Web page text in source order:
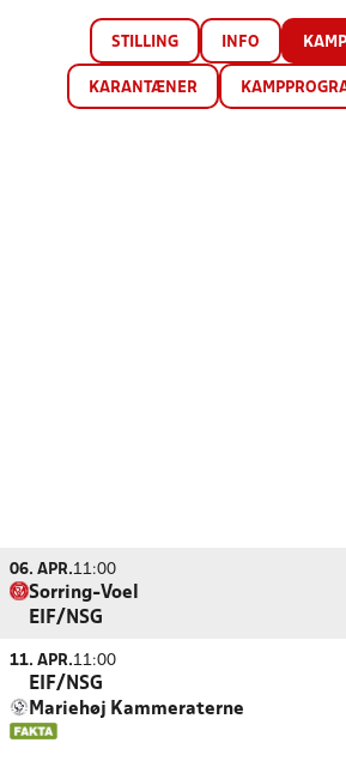
STILLING INFO
KARANTÆNER
06. APR.11:00
Sorring-Voel
EIF/NSG
11. APR.11:00
EIF/NSG
Mariehøj Kammeraterne